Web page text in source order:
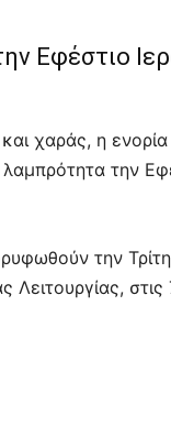
Εφέστιο
χαράς, η
την
την
Λειτουργίας,